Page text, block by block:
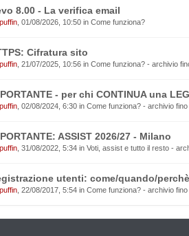
8.00 - La verifica email
puffin , 01/08/2026, 10:50 in Come funziona?
Cifratura sito
puffin , 21/07/2025, 10:56 in Come funziona? - archivio
- per chi CONTINUA una
puffin , 02/08/2024, 6:30 in Come funziona? - archivio
ASSIST 2026/27 - Milano
puffin , 31/08/2022, 5:34 in Voti, assist e tutto il resto -
utenti: come/quando/perchè
puffin , 22/08/2017, 5:54 in Come funziona? - archivio